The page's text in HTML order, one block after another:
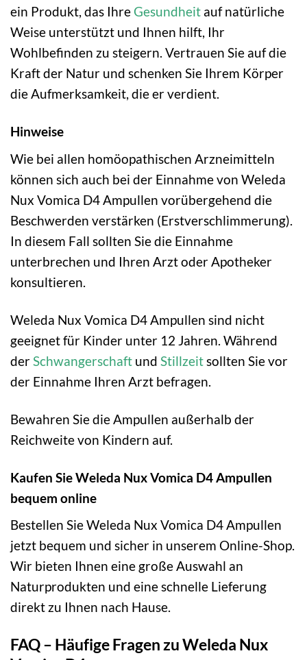
ein Produkt, das Ihre Gesundheit auf natürliche
Weise unterstützt und Ihnen hilft, Ihr
Wohlbefinden zu steigern. Vertrauen Sie auf die
Kraft der Natur und schenken Sie Ihrem Körper
die Aufmerksamkeit, die er verdient.
Hinweise
Wie bei allen homöopathischen Arzneimitteln
können sich auch bei der Einnahme von Weleda
Nux Vomica D4 Ampullen vorübergehend die
Beschwerden verstärken (Erstverschlimmerung).
In diesem Fall sollten Sie die Einnahme
unterbrechen und Ihren Arzt oder Apotheker
konsultieren.
Weleda Nux Vomica D4 Ampullen sind nicht
geeignet für Kinder unter 12 Jahren. Während
derSchwangerschaft und Stillzeitsollten Sie vor
der Einnahme Ihren Arzt befragen.
Bewahren Sie die Ampullen außerhalb der
Reichweite von Kindern auf.
Kaufen Sie Weleda Nux Vomica D4 Ampullen
bequem online
Bestellen Sie Weleda Nux Vomica D4 Ampullen
jetzt bequem und sicher in unserem Online-Shop.
Wir bieten Ihnen eine große Auswahl an
Naturprodukten und eine schnelle Lieferung
direkt zu Ihnen nach Hause.
FAQ – Häufige Fragen zu Weleda Nux